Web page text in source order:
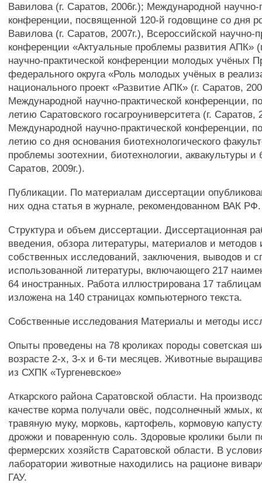
Вавилова (г. Саратов, 2006г.); Международной научно-
конференции, посвященной 120-й годовщине со дня
Вавилова (г. Саратов, 2007г.), Всероссийской научно-
конференции «Актуальные проблемы развития АПК»
научно-практической конференции молодых учёных
федерального округа «Роль молодых учёных в
национального проект «Развитие АПК» (г. Саратов,
Международной научно-практической конференции,
летию Саратовского госагроуниверситета (г. Саратов,
Международной научно-практической конференции,
летию со дня основания биотехнологического
проблемы зоотехнии, биотехнологии, аквакультуры и
Саратов, 2009г.).
Публикации. По материалам диссертации
них одна статья в журнале, рекомендованном ВАК РФ.
Структура и объем диссертации. Диссертационная
введения, обзора литературы, материалов и методов
собственных исследований, заключения, выводов и
использованной литературы, включающего 217
64 иностранных. Работа иллюстрирована 17
изложена на 140 страницах компьютерного текста.
Собственные исследования Материалы и методы
Опыты проведены на 78 кроликах породы советская
возрасте 2-х, 3-х и 6-ти месяцев. Животные
из СХПК «Тургеневское»
Аткарского района Саратовской области. На
качестве корма получали овёс, подсолнечный жмых,
травяную муку, морковь, картофель, кормовую
дрожжи и поваренную соль. Здоровые кролики были
фермерских хозяйств Саратовской области. В
лаборатории животные находились на рационе
ГАУ.